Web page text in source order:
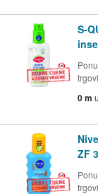
S-
0 m
ZF